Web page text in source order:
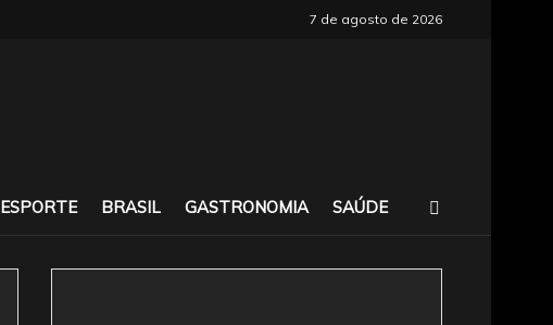
7 de agosto de 2026
ESPORTE BRASIL GASTRONOMIA SAÚDE